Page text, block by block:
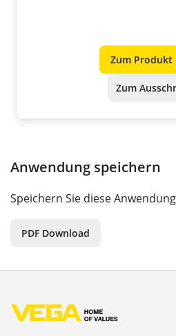
Zum Produkt
Zum
Anwendung speichern
Speichern Sie diese
PDF Download